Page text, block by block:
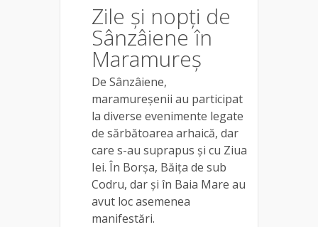
Zile și nopți de
Sânzâiene în
Maramureș
De Sânzâiene,
maramureșenii au participat
la diverse evenimente legate
de sărbătoarea arhaică, dar
care s-au suprapus și cu Ziua
Iei. În Borșa, Băița de sub
Codru, dar și în Baia Mare au
avut loc asemenea
manifestări.